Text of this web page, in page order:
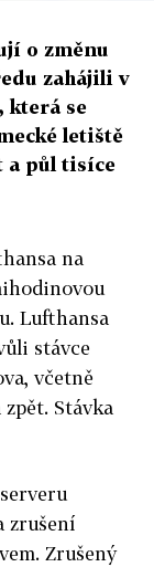
o změnu
zahájili v
která se
letiště
a půl tisíce
na
Lufthansa
stávce
včetně
Stávka
zrušení
Zrušený